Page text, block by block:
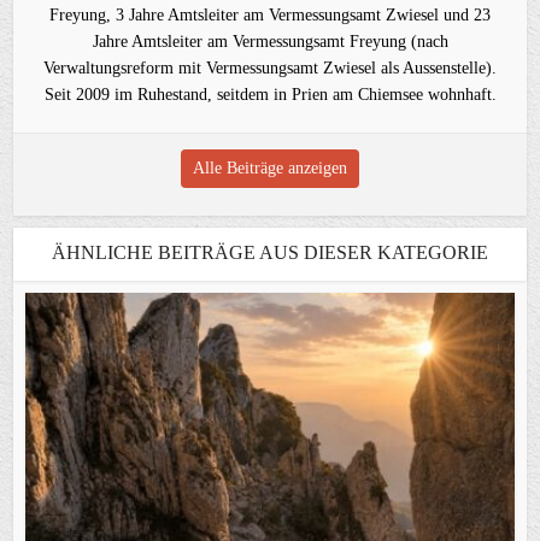
Freyung, 3 Jahre Amtsleiter am Vermessungsamt Zwiesel und 23
Jahre Amtsleiter am Vermessungsamt Freyung (nach
Verwaltungsreform mit Vermessungsamt Zwiesel als Aussenstelle).
Seit 2009 im Ruhestand, seitdem in Prien am Chiemsee wohnhaft.
Alle Beiträge anzeigen
ÄHNLICHE BEITRÄGE AUS DIESER KATEGORIE